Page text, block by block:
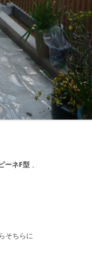
ーネF型
そちらに